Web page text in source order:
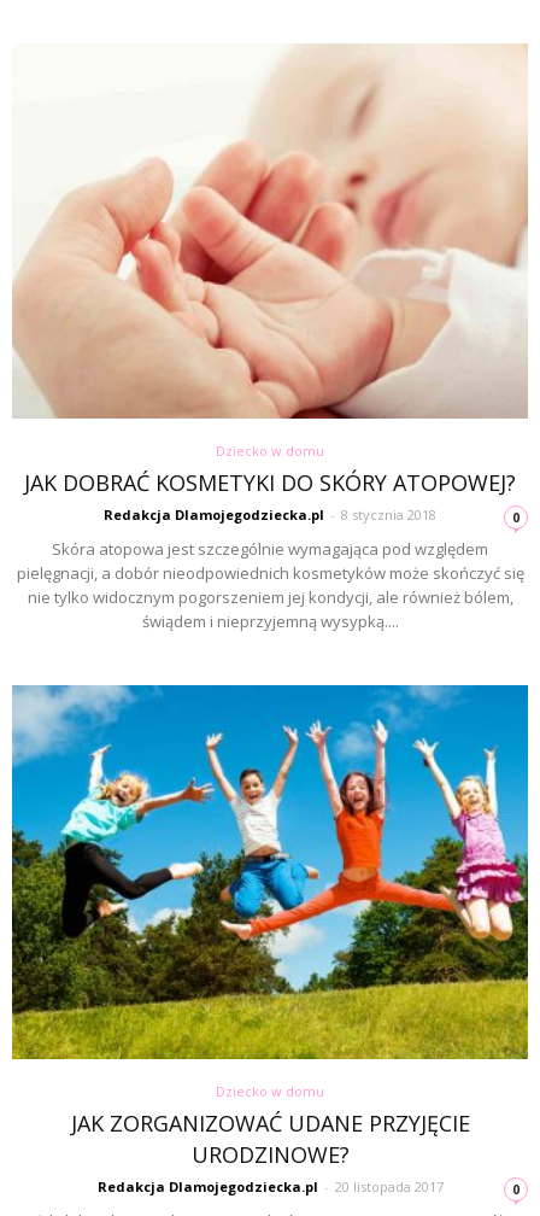
Dziecko w domu
JAK DOBRAĆ KOSMETYKI DO SKÓRY ATOPOWEJ?
Redakcja Dlamojegodziecka.pl - 8 stycznia 2018 0
Skóra atopowa jest szczególnie wymagająca pod względem
pielęgnacji, a dobór nieodpowiednich kosmetyków może skończyć się
nie tylko widocznym pogorszeniem jej kondycji, ale również bólem,
świądem i nieprzyjemną wysypką....
Dziecko w domu
JAK ZORGANIZOWAĆ UDANE PRZYJĘCIE
URODZINOWE?
Redakcja Dlamojegodziecka.pl - 20 listopada 2017 0